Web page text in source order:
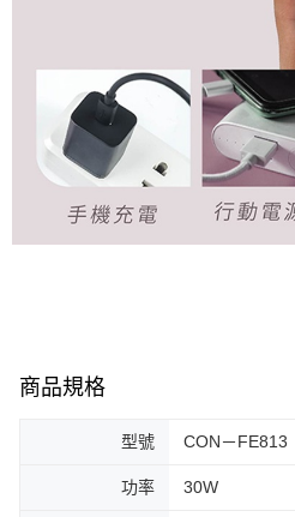
商品規格
型號 CON－FE813
功率 30W